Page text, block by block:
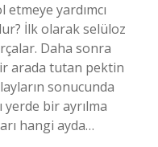
etmeye yardımcı
İlk olarak selüloz
Daha sonra
arada tutan pektin
sonucunda
yerde bir ayrılma
hangi ayda…